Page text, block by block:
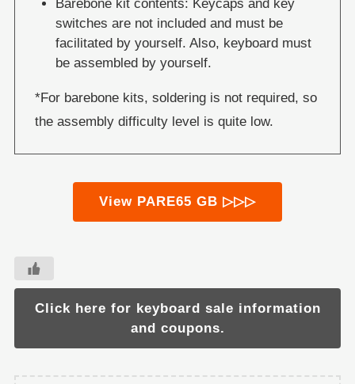
Barebone kit contents: Keycaps and key
switches are not included and must be
facilitated by yourself. Also, keyboard must
be assembled by yourself.
*For barebone kits, soldering is not required, so
the assembly difficulty level is quite low.
View PARE65 GB ▷▷▷
Click here for keyboard sale information
and coupons.